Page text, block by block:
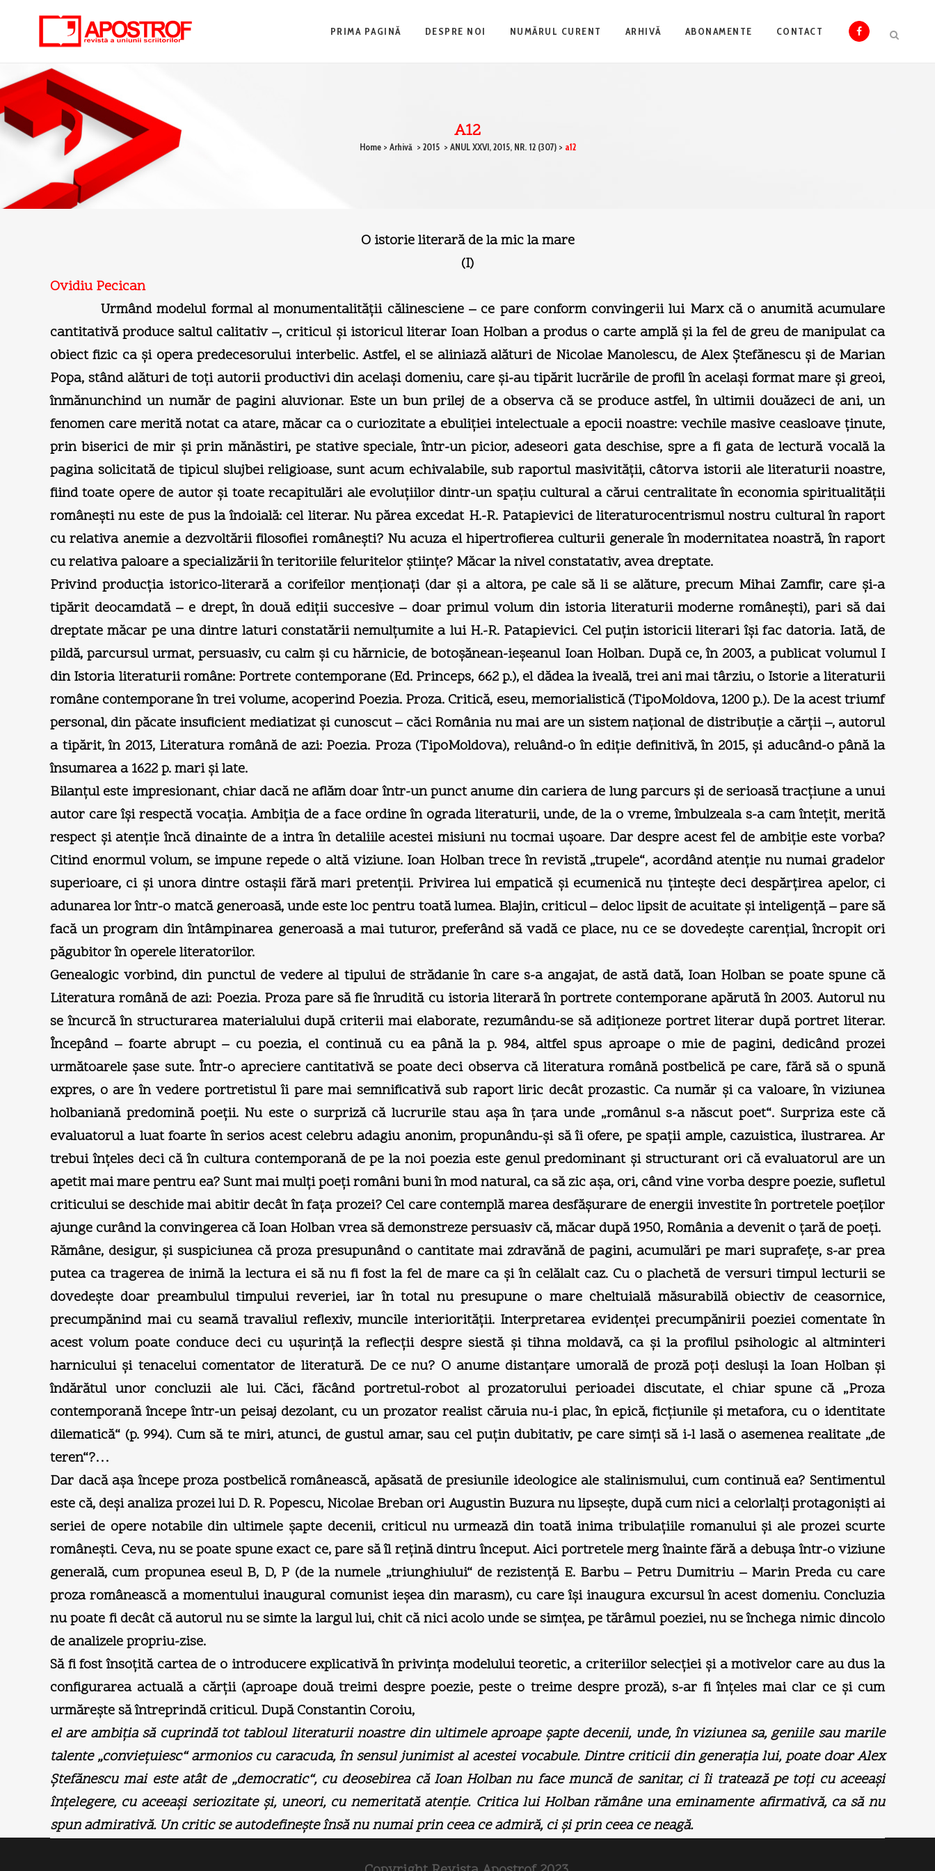
PRIMA PAGINĂ DESPRE NOI NUMĂRUL CURENT ARHIVĂ ABONAMENTE CONTACT
A12
Home> Arhivă > 2015 > ANUL XXVI, 2015, NR. 12 (307)> a12
O istorie literară de la mic la mare
(I)
Ovidiu Pecican
Urmând modelul formal al monumentalităţii călinesciene – ce pare conform convingerii lui Marx că o anumită acumulare
cantitativă produce saltul calitativ –, criticul şi istoricul literar Ioan Holban a produs o carte amplă şi la fel de greu de manipulat ca
obiect fizic ca şi opera predecesorului interbelic. Astfel, el se aliniază alături de Nicolae Manolescu, de Alex Ştefănescu şi de Marian
Popa, stând alături de toţi autorii productivi din acelaşi domeniu, care şi-au tipărit lucrările de profil în acelaşi format mare şi greoi,
înmănunchind un număr de pagini aluvionar. Este un bun prilej de a observa că se produce astfel, în ultimii douăzeci de ani, un
fenomen care merită notat ca atare, măcar ca o curiozitate a ebuliţiei intelectuale a epocii noastre: vechile masive ceasloave ţinute,
prin biserici de mir şi prin mănăstiri, pe stative speciale, într-un picior, adeseori gata deschise, spre a fi gata de lectură vocală la
pagina solicitată de tipicul slujbei religioase, sunt acum echivalabile, sub raportul masivităţii, câtorva istorii ale literaturii noastre,
fiind toate opere de autor şi toate recapitulări ale evoluţiilor dintr-un spaţiu cultural a cărui centralitate în economia spiritualităţii
româneşti nu este de pus la îndoială: cel literar. Nu părea excedat H.-R. Patapievici de literaturocentrismul nostru cultural în raport
cu relativa anemie a dezvoltării filosofiei româneşti? Nu acuza el hipertrofierea culturii generale în modernitatea noastră, în raport
cu relativa paloare a specializării în teritoriile feluritelor ştiinţe? Măcar la nivel constatativ, avea dreptate.
Privind producţia istorico-literară a corifeilor menţionaţi (dar şi a altora, pe cale să li se alăture, precum Mihai Zamfir, care şi-a
tipărit deocamdată – e drept, în două ediţii succesive – doar primul volum din istoria literaturii moderne româneşti), pari să dai
dreptate măcar pe una dintre laturi constatării nemulţumite a lui H.-R. Patapievici. Cel puţin istoricii literari îşi fac datoria. Iată, de
pildă, parcursul urmat, persuasiv, cu calm şi cu hărnicie, de botoşănean-ieşeanul Ioan Holban. După ce, în 2003, a publicat volumul I
din Istoria literaturii române: Portrete contemporane (Ed. Princeps, 662 p.), el dădea la iveală, trei ani mai târziu, o Istorie a literaturii
române contemporane în trei volume, acoperind Poezia. Proza. Critică, eseu, memorialistică (TipoMoldova, 1200 p.). De la acest triumf
personal, din păcate insuficient mediatizat şi cunoscut – căci România nu mai are un sistem naţional de distribuţie a cărţii –, autorul
a tipărit, în 2013, Literatura română de azi: Poezia. Proza (TipoMoldova), reluând-o în ediţie definitivă, în 2015, şi aducând-o până la
însumarea a 1622 p. mari şi late.
Bilanţul este impresionant, chiar dacă ne aflăm doar într-un punct anume din cariera de lung parcurs şi de serioasă tracţiune a unui
autor care îşi respectă vocaţia. Ambiţia de a face ordine în ograda literaturii, unde, de la o vreme, îmbulzeala s-a cam înteţit, merită
respect şi atenţie încă dinainte de a intra în detaliile acestei misiuni nu tocmai uşoare. Dar despre acest fel de ambiţie este vorba?
Citind enormul volum, se impune repede o altă viziune. Ioan Holban trece în revistă „trupele“, acordând atenţie nu numai gradelor
superioare, ci şi unora dintre ostaşii fără mari pretenţii. Privirea lui empatică şi ecumenică nu ţinteşte deci despărţirea apelor, ci
adunarea lor într-o matcă generoasă, unde este loc pentru toată lumea. Blajin, criticul – deloc lipsit de acuitate şi inteligenţă – pare să
facă un program din întâmpinarea generoasă a mai tuturor, preferând să vadă ce place, nu ce se dovedeşte carenţial, încropit ori
păgubitor în operele literatorilor.
Genealogic vorbind, din punctul de vedere al tipului de strădanie în care s-a angajat, de astă dată, Ioan Holban se poate spune că
Literatura română de azi: Poezia. Proza pare să fie înrudită cu istoria literară în portrete contemporane apărută în 2003. Autorul nu
se încurcă în structurarea materialului după criterii mai elaborate, rezumându-se să adiţioneze portret literar după portret literar.
Începând – foarte abrupt – cu poezia, el continuă cu ea până la p. 984, altfel spus aproape o mie de pagini, dedicând prozei
următoarele şase sute. Într-o apreciere cantitativă se poate deci observa că literatura română postbelică pe care, fără să o spună
expres, o are în vedere portretistul îi pare mai semnificativă sub raport liric decât prozastic. Ca număr şi ca valoare, în viziunea
holbaniană predomină poeţii. Nu este o surpriză că lucrurile stau aşa în ţara unde „românul s-a născut poet“. Surpriza este că
evaluatorul a luat foarte în serios acest celebru adagiu anonim, propunându-şi să îi ofere, pe spaţii ample, cazuistica, ilustrarea. Ar
trebui înţeles deci că în cultura contemporană de pe la noi poezia este genul predominant şi structurant ori că evaluatorul are un
apetit mai mare pentru ea? Sunt mai mulţi poeţi români buni în mod natural, ca să zic aşa, ori, când vine vorba despre poezie, sufletul
criticului se deschide mai abitir decât în faţa prozei? Cel care contemplă marea desfăşurare de energii investite în portretele poeţilor
ajunge curând la convingerea că Ioan Holban vrea să demonstreze persuasiv că, măcar după 1950, România a devenit o ţară de poeţi.
Rămâne, desigur, şi suspiciunea că proza presupunând o cantitate mai zdravănă de pagini, acumulări pe mari suprafeţe, s-ar prea
putea ca tragerea de inimă la lectura ei să nu fi fost la fel de mare ca şi în celălalt caz. Cu o plachetă de versuri timpul lecturii se
dovedeşte doar preambulul timpului reveriei, iar în total nu presupune o mare cheltuială măsurabilă obiectiv de ceasornice,
precumpănind mai cu seamă travaliul reflexiv, muncile interiorităţii. Interpretarea evidenţei precumpănirii poeziei comentate în
acest volum poate conduce deci cu uşurinţă la reflecţii despre siestă şi tihna moldavă, ca şi la profilul psihologic al altminteri
harnicului şi tenacelui comentator de literatură. De ce nu? O anume distanţare umorală de proză poţi desluşi la Ioan Holban şi
îndărătul unor concluzii ale lui. Căci, făcând portretul-robot al prozatorului perioadei discutate, el chiar spune că „Proza
contemporană începe într-un peisaj dezolant, cu un prozator realist căruia nu-i plac, în epică, ficţiunile şi metafora, cu o identitate
dilematică“ (p. 994). Cum să te miri, atunci, de gustul amar, sau cel puţin dubitativ, pe care simţi să i-l lasă o asemenea realitate „de
teren“?…
Dar dacă aşa începe proza postbelică românească, apăsată de presiunile ideologice ale stalinismului, cum continuă ea? Sentimentul
este că, deşi analiza prozei lui D. R. Popescu, Nicolae Breban ori Augustin Buzura nu lipseşte, după cum nici a celorlalţi protagonişti ai
seriei de opere notabile din ultimele şapte decenii, criticul nu urmează din toată inima tribulaţiile romanului şi ale prozei scurte
româneşti. Ceva, nu se poate spune exact ce, pare să îl reţină dintru început. Aici portretele merg înainte fără a debuşa într-o viziune
generală, cum propunea eseul B, D, P (de la numele „triunghiului“ de rezistenţă E. Barbu – Petru Dumitriu – Marin Preda cu care
proza românească a momentului inaugural comunist ieşea din marasm), cu care îşi inaugura excursul în acest domeniu. Concluzia
nu poate fi decât că autorul nu se simte la largul lui, chit că nici acolo unde se simţea, pe tărâmul poeziei, nu se închega nimic dincolo
de analizele propriu-zise.
Să fi fost însoţită cartea de o introducere explicativă în privinţa modelului teoretic, a criteriilor selecţiei şi a motivelor care au dus la
configurarea actuală a cărţii (aproape două treimi despre poezie, peste o treime despre proză), s-ar fi înţeles mai clar ce şi cum
urmăreşte să întreprindă criticul. După Constantin Coroiu,
el are ambiţia să cuprindă tot tabloul literaturii noastre din ultimele aproape şapte decenii, unde, în viziunea sa, geniile sau marile
talente „convieţuiesc“ armonios cu caracuda, în sensul junimist al acestei vocabule. Dintre criticii din generaţia lui, poate doar Alex
Ştefănescu mai este atât de „democratic“, cu deosebirea că Ioan Holban nu face muncă de sanitar, ci îi tratează pe toţi cu aceeaşi
înţelegere, cu aceeaşi seriozitate şi, uneori, cu nemeritată atenţie. Critica lui Holban rămâne una eminamente afirmativă, ca să nu
spun admirativă. Un critic se autodefineşte însă nu numai prin ceea ce admiră, ci şi prin ceea ce neagă.